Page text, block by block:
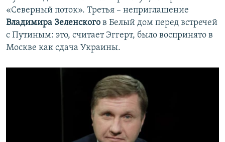
«Северный поток». Третья – неприглашение
Владимира Зеленского в Белый дом перед встречей
с Путиным: это, считает Эггерт, было воспринято в
Москве как сдача Украины.